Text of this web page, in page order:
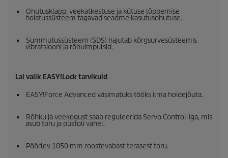
Ohutusklapp, veekatkestuse ja kütuse lõppemise
hoiatussüsteem tagavad seadme kasutusohutuse.
Summutussüsteem (SDS) hajutab kõrgsurvesüsteemis
vibratsiooni ja rõhuimpulsid.
Lai valik EASY!Locktarvikuid
EASY!Force Advanced väsimatuks tööks ilma hoidejõuta.
Rõhku ja veekogust saab reguleerida Servo Control-iga, mis
asub toru ja püstoli vahel.
Pöörlev 1050 mm roostevabast terasest toru.